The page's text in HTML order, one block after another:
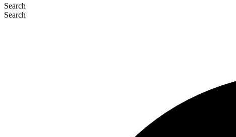
Search
Search